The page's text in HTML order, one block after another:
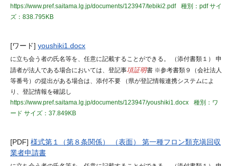
https://www.pref.saitama.lg.jp/documents/123947/tebiki2.pdf
種別：pdfサイ
ズ：838.795KB
[ワード] youshiki1.docx
に立ち会う者の氏名等を、任意に記載することができる。 （添付書類１） 申
請者が法人である場合においては、登記事項証明書 ※参考書類９（会社法人
等番号）の提出がある場合は、添付不要 （県が登記情報連携システムによ
り、登記情報を確認し
https://www.pref.saitama.lg.jp/documents/123947/youshiki1.docx
種別：ワ
ード サイズ：37.849KB
[PDF] 様式第１（第８条関係） （表面） 第一種フロン類充塡回収
業者申請書